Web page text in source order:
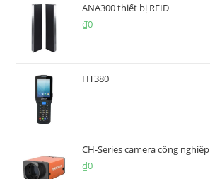
ANA300 thiết bị RFID
₫0
HT380
CH-Series camera công nghiệp
₫0